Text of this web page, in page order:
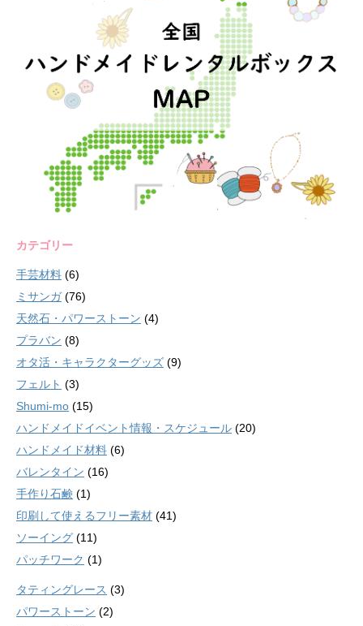
カテゴリー
手芸材料 (6)
ミサンガ(76)
天然石・パワーストーン (4)
プラバン (8)
オタ活・キャラクターグッズ (9)
フェルト (3)
Shumi-mo (15)
ハンドメイドイベント情報・スケジュール (20)
ハンドメイド材料 (6)
バレンタイン (16)
手作り石鹸 (1)
印刷して使えるフリー素材 (41)
ソーイング (11)
パッチワーク (1)
タティングレース (3)
パワーストーン (2)